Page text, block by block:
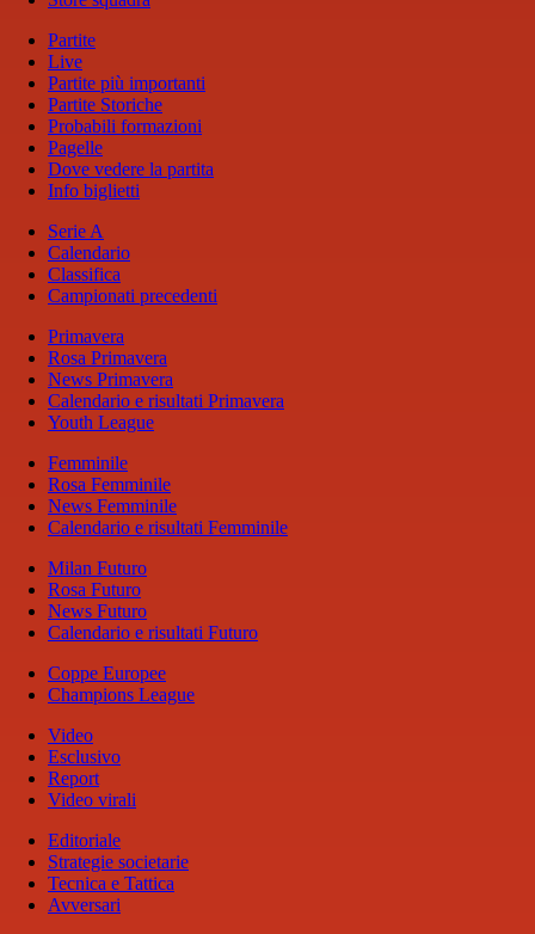
Partite
Live
Partite più importanti
Partite Storiche
Probabili formazioni
Pagelle
Dove vedere la partita
Info biglietti
Serie A
Calendario
Classifica
Campionati precedenti
Primavera
Rosa Primavera
News Primavera
Calendario e risultati Primavera
Youth League
Femminile
Rosa Femminile
News Femminile
Calendario e risultati Femminile
Milan Futuro
Rosa Futuro
News Futuro
Calendario e risultati Futuro
Coppe Europee
Champions League
Video
Esclusivo
Report
Video virali
Editoriale
Strategie societarie
Tecnica e Tattica
Avversari